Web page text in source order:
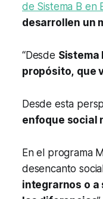
de Sistema B en
desarrollen un
“Desde Sistema
propósito, que
Desde esta
enfoque social
En el programa
desencanto
integrarnos o a